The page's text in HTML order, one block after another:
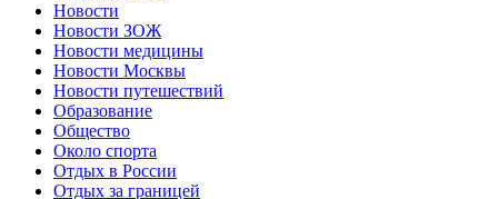
Новости
Новости ЗОЖ
Новости медицины
Новости Москвы
Новости путешествий
Образование
Общество
Около спорта
Отдых в России
Отдых за границей